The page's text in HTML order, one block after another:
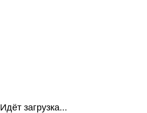
Идёт загрузка...